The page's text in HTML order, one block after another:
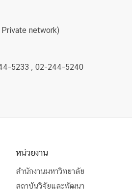
Private network)
5233 , 02-244-5240
หน่วยงาน
สำนักงานมหาวิทยาลัย
สถาบันวิจัยและพัฒนา